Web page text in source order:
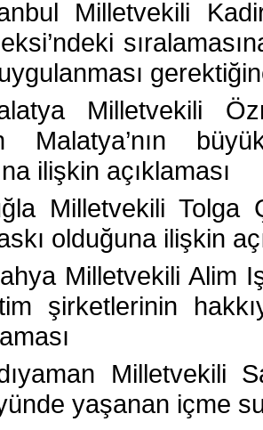
Milletvekili
Milletvekili
Malatya’nın
ilişkin açıklaması
Milletvekili Tolga
olduğuna ilişkin
Milletvekili Alim
şirketlerinin
Milletvekili
yaşanan içme